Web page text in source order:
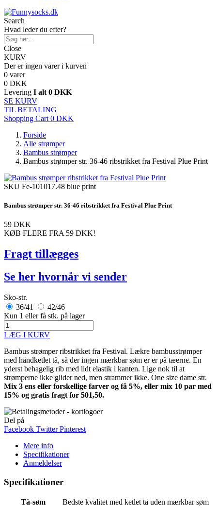
Search
Hvad leder du efter?
Close
KURV
Der er ingen varer i kurven
0 varer
0 DKK
Levering I alt 0 DKK
SE KURV
TIL BETALING
Shopping Cart 0 DKK
Forside
Alle strømper
Bambus strømper
Bambus strømper str. 36-46 ribstrikket fra Festival Plue Print
SKU Fe-101017.48 blue print
Bambus strømper str. 36-46 ribstrikket fra Festival Plue Print
59 DKK
KØB FLERE FRA 59 DKK!
Fragt tillægges
Se her hvornår vi sender
Sko-str.
36/41
42/46
Kun 1 eller få stk. på lager
LÆG I KURV
Bambus strømper ribstrikket fra Festival. Lækre bambusstrømper
med håndketlet tå, så der ingen mærkbar søm er er på tæerne. En
yderst behagelig rib med lidt elastik i kanten. Lige nok til at
strømperne ikke glider ned, men strammer ikke. One size dame str.
Mix 3 ens eller forskellige farver og få 5%, eller mix 10 par med
15% og gratis fragt for 501,50.
Del på
Facebook Twitter Pinterest
Mere info
Specifikationer
Anmeldelser
Specifikationer
Tå-søm
Bedste kvalitet med ketlet tå uden mærkbar søm